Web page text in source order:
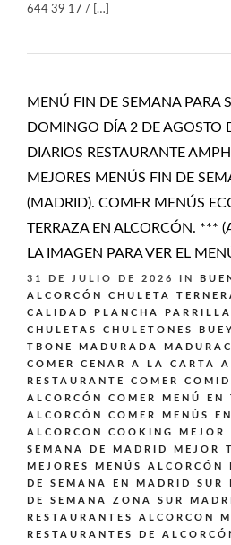
644 39 17 / […]
MENÚ FIN DE SEMANA PARA
DOMINGO DÍA 2 DE AGOSTO
DIARIOS RESTAURANTE
MEJORES MENÚS FIN DE
(MADRID). COMER MENÚS
TERRAZA EN ALCORCÓN. ***
LA IMAGEN PARA VER EL
31 DE JULIO DE 2026 IN
ALCORCÓN
CHULETA
CALIDAD PLANCHA
CHULETAS CHULETONES
TBONE MADURADA
COMER CENAR A LA CARTA
RESTAURANTE
COMER
ALCORCÓN
COMER MENÚ EN
ALCORCÓN
COMER MENÚS
ALCORCON
COOKING
MEJOR
SEMANA DE MADRID
MEJOR
MEJORES MENÚS ALCORCÓN
DE SEMANA EN MADRID SUR
DE SEMANA ZONA SUR
RESTAURANTES ALCORCON
RESTAURANTES DE